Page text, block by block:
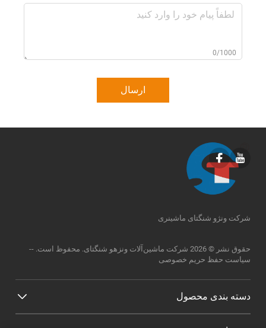
0/1000
ارسال
شرکت ونژو شنگتای ماشینری
حقوق نشر © 2026 شرکت ماشین‌آلات ونزهو شنگتای. محفوظ است. --
سیاست حفظ حریم خصوصی
دسته بندی محصول